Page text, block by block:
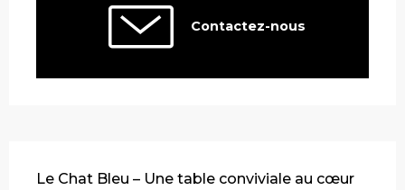
Contactez-nous
Le Chat Bleu – Une table conviviale au cœur